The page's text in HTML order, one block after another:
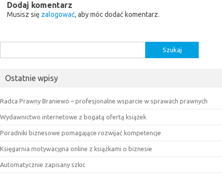
Dodaj komentarz
Musisz się zalogować, aby móc dodać komentarz.
Ostatnie wpisy
Radca Prawny Braniewo – profesjonalne wsparcie w sprawach prawnych
Wydawnictwo internetowe z bogatą ofertą książek
Poradniki biznesowe pomagające rozwijać kompetencje
Księgarnia motywacyjna online z książkami o biznesie
Automatycznie zapisany szkic